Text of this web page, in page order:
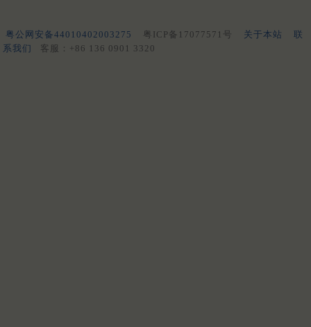
粤公网安备44010402003275 粤ICP备17077571号 关于本站
联
系我们
客服：+86 136 0901 3320